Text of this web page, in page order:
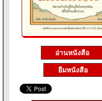
อ่านหนังสือ
ยืมหนังสือ